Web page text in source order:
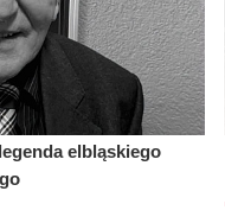
elbląskiego